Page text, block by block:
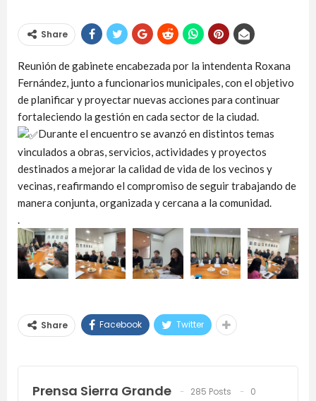
Share
Reunión de gabinete encabezada por la intendenta Roxana
Fernández, junto a funcionarios municipales, con el objetivo
de planificar y proyectar nuevas acciones para continuar
fortaleciendo la gestión en cada sector de la ciudad.
Durante el encuentro se avanzó en distintos temas
vinculados a obras, servicios, actividades y proyectos
destinados a mejorar la calidad de vida de los vecinos y
vecinas, reafirmando el compromiso de seguir trabajando de
manera conjunta, organizada y cercana a la comunidad.
.
Share Facebook Twitter
Prensa Sierra Grande 285 Posts
0